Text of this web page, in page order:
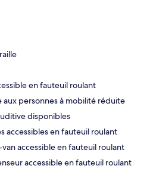
en fauteuil roulant
aux personnes à mobilité réduite
disponibles
accessibles en fauteuil roulant
accessible en fauteuil roulant
accessible en fauteuil roulant